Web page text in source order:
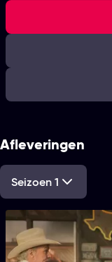
Afleveringen
Seizoen 1
1. Landman